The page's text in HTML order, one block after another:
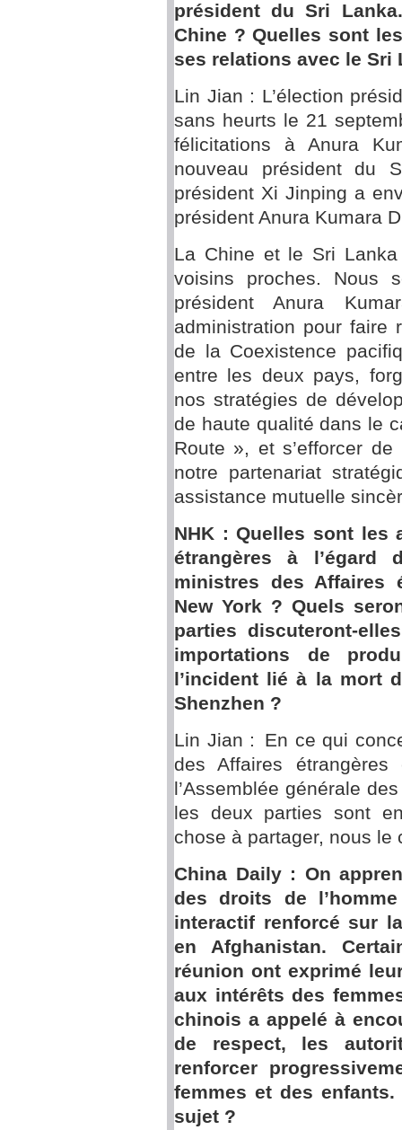
président du Sri
Chine ? Quelles sont
ses relations avec le Sri
Lin Jian : L’élection
sans heurts le 21
félicitations à Anura
nouveau président du
président Xi Jinping a
président Anura Kumara
La Chine et le Sri
voisins proches. Nous
président Anura
administration pour faire
de la Coexistence
entre les deux pays,
nos stratégies de
de haute qualité dans le
Route », et s’efforcer
notre partenariat
assistance mutuelle
NHK : Quelles sont les
étrangères à l’égard
ministres des Affaires
New York ? Quels
parties discuteront-
importations de
l’incident lié à la mort
Shenzhen ?
Lin Jian : En ce qui
des Affaires
l’Assemblée générale
les deux parties sont
chose à partager, nous
China Daily : On
des droits de
interactif renforcé sur
en Afghanistan.
réunion ont exprimé
aux intérêts des
chinois a appelé à
de respect, les
renforcer
femmes et des
sujet ?